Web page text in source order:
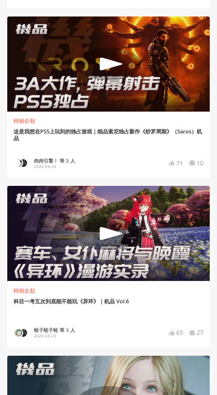
特别企划
这是我想在PS5上玩到的独占游戏｜细品索尼独占新作《纱罗周期》（Saros）机
品
肉肉引擎！ 等 3 人
2026-04-24 71 10
特别企划
科目一考五次到底能不能玩《异环》｜机品 Vol.6
蛙子蛙子蛙 等 3 人
2026-04-23 65 27